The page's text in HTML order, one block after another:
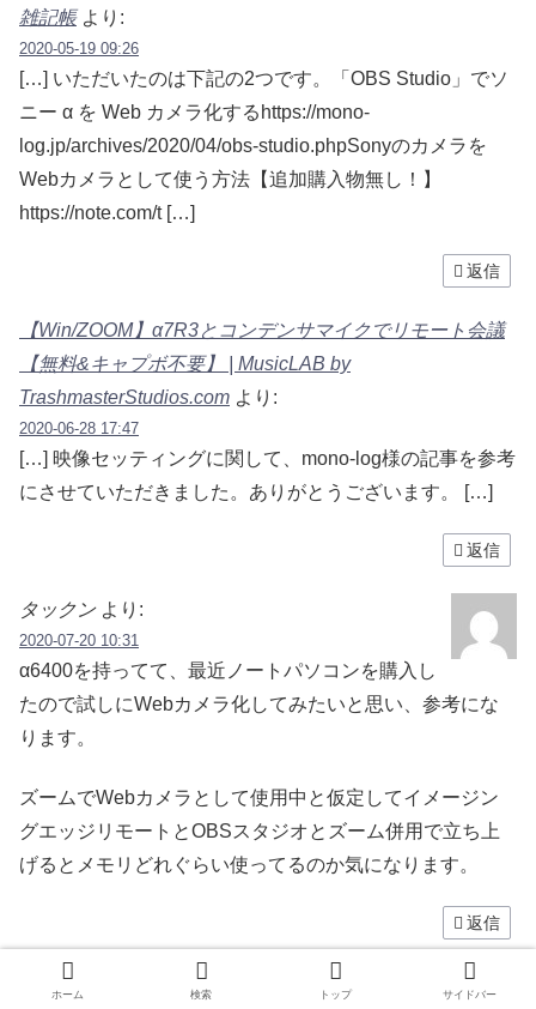
雑記帳 より:
2020-05-19 09:26
[…] いただいたのは下記の2つです。「OBS Studio」でソ
ニー α を Web カメラ化するhttps://mono-
log.jp/archives/2020/04/obs-studio.phpSonyのカメラを
Webカメラとして使う方法【追加購入物無し！】
https://note.com/t […]
返信
【Win/ZOOM】α7R3とコンデンサマイクでリモート会議
【無料&キャプボ不要】 | MusicLAB by
TrashmasterStudios.com より:
2020-06-28 17:47
[…] 映像セッティングに関して、mono-log様の記事を参考
にさせていただきました。ありがとうございます。 […]
返信
タックン より:
2020-07-20 10:31
α6400を持ってて、最近ノートパソコンを購入し
たので試しにWebカメラ化してみたいと思い、参考にな
ります。
ズームでWebカメラとして使用中と仮定してイメージン
グエッジリモートとOBSスタジオとズーム併用で立ち上
げるとメモリどれぐらい使ってるのか気になります。
返信
より:
ホーム 検索 トップ サイドバー